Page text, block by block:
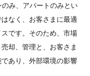
み、アパートのみとい
なく、お客さまに最適
です。そのため、市場
却、管理と、お客さま
あり、外部環境の影響